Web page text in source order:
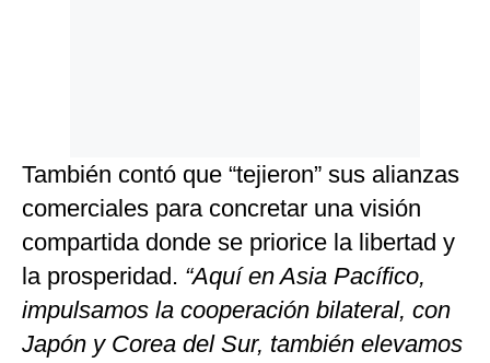
También contó que “tejieron” sus alianzas
comerciales para concretar una visión
compartida donde se priorice la libertad y
la prosperidad. “Aquí en Asia Pacífico,
impulsamos la cooperación bilateral, con
Japón y Corea del Sur, también elevamos